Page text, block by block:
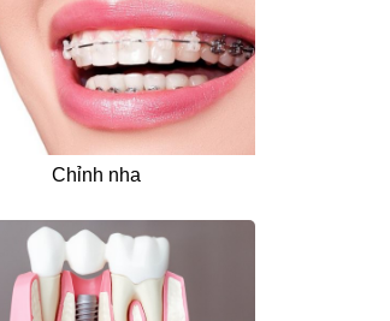
Chỉnh nha